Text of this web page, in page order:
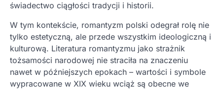
świadectwo ciągłości tradycji i historii.
W tym kontekście, romantyzm polski odegrał rolę nie
tylko estetyczną, ale przede wszystkim ideologiczną i
kulturową. Literatura romantyzmu jako strażnik
tożsamości narodowej nie straciła na znaczeniu
nawet w późniejszych epokach – wartości i symbole
wypracowane w XIX wieku wciąż są obecne we